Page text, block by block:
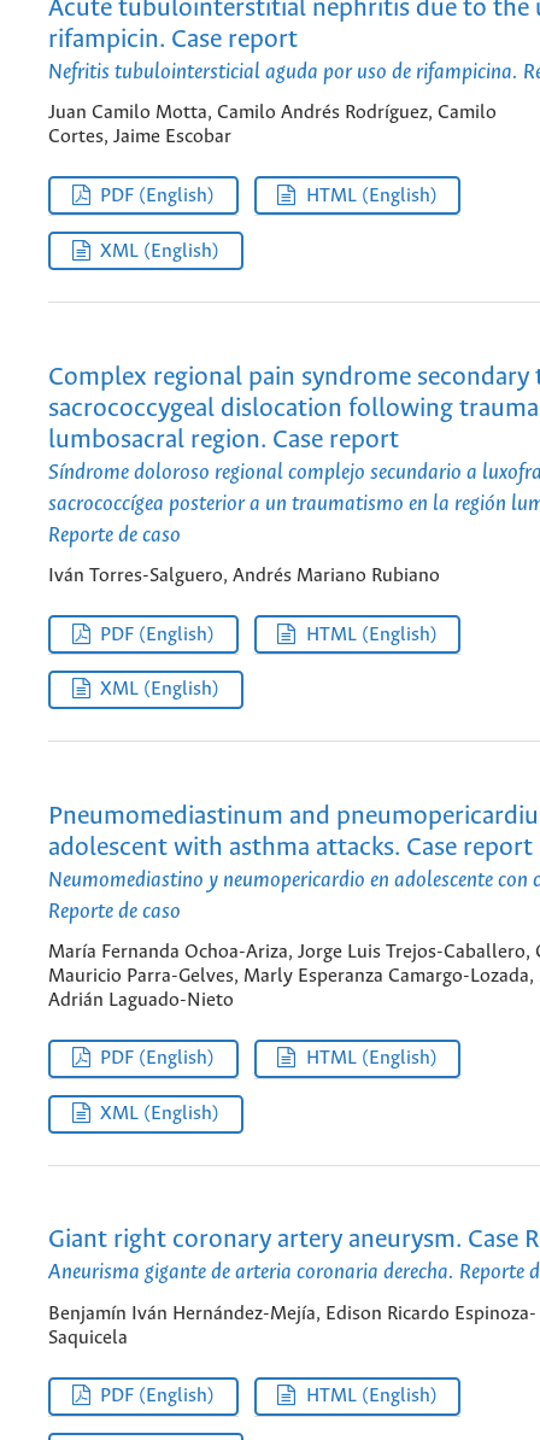
Acute tubulointerstitial nephritis due to the
rifampicin. Case report
Nefritis tubulointersticial aguda por uso de rifampicina.
Juan Camilo Motta, Camilo Andrés Rodríguez, Camilo
Cortes, Jaime Escobar
PDF (English) HTML (English)
XML (English)
Complex regional pain syndrome secondary
sacrococcygeal dislocation following
lumbosacral region. Case report
Síndrome doloroso regional complejo secundario a
sacrococcígea posterior a un traumatismo en la región
Reporte de caso
Iván Torres-Salguero, Andrés Mariano Rubiano
PDF (English) HTML (English)
XML (English)
Pneumomediastinum and
adolescent with asthma attacks. Case report
Neumomediastino y neumopericardio en adolescente con
Reporte de caso
María Fernanda Ochoa-Ariza, Jorge Luis Trejos-Caballero,
Mauricio Parra-Gelves, Marly Esperanza Camargo-
Adrián Laguado-Nieto
PDF (English) HTML (English)
XML (English)
Giant right coronary artery aneurysm. Case
Aneurisma gigante de arteria coronaria derecha. Reporte
Benjamín Iván Hernández-Mejía, Edison Ricardo Espinoza-
Saquicela
PDF (English) HTML (English)